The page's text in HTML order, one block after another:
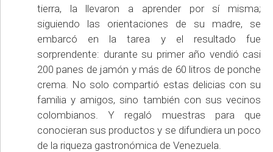
tierra, la llevaron a aprender por sí misma;
siguiendo las orientaciones de su madre, se
embarcó en la tarea y el resultado fue
sorprendente: durante su primer año vendió casi
200 panes de jamón y más de 60 litros de ponche
crema. No solo compartió estas delicias con su
familia y amigos, sino también con sus vecinos
colombianos. Y regaló muestras para que
conocieran sus productos y se difundiera un poco
de la riqueza gastronómica de Venezuela.